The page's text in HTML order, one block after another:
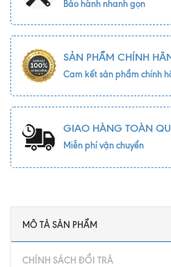
Bảo hành nhanh gọn
SẢN PHẨM CHÍNH
Cam kết sản phẩm chính
GIAO HÀNG TOÀN
Miễn phí vận chuyển
MÔ TẢ SẢN PHẨM
CHÍNH SÁCH ĐỔI TRẢ